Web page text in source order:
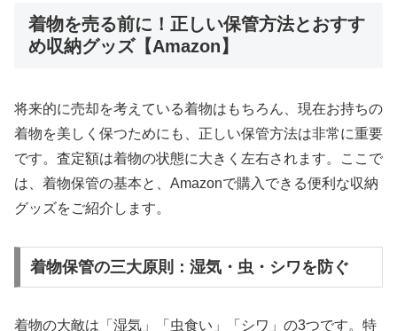
着物を売る前に！正しい保管方法とおすす
め収納グッズ【Amazon】
将来的に売却を考えている着物はもちろん、現在お持ちの
着物を美しく保つためにも、正しい保管方法は非常に重要
です。査定額は着物の状態に大きく左右されます。ここで
は、着物保管の基本と、Amazonで購入できる便利な収納
グッズをご紹介します。
着物保管の三大原則：湿気・虫・シワを防ぐ
着物の大敵は「湿気」「虫食い」「シワ」の3つです。特